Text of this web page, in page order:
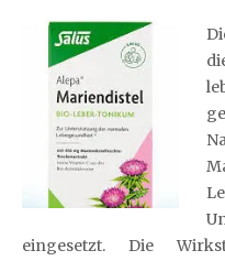
eingesetzt. Die